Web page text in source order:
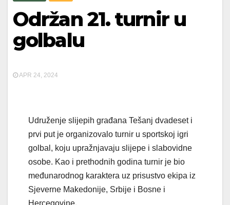
Održan 21. turnir u
golbalu
APR 24, 2024
Udruženje slijepih građana Tešanj dvadeset i
prvi put je organizovalo turnir u sportskoj igri
golbal, koju upražnjavaju slijepe i slabovidne
osobe. Kao i prethodnih godina turnir je bio
međunarodnog karaktera uz prisustvo ekipa iz
Sjeverne Makedonije, Srbije i Bosne i